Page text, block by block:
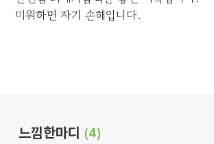
미워하면 자기 손해입니다.
느낌한마디 (4)